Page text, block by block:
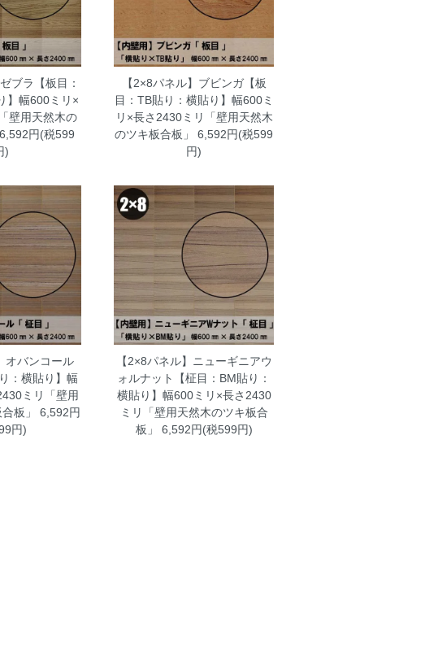
ブラ【板目：
】幅600ミリ×
壁用天然木の
6,592円(税599
)
【2×8パネル】ブビンガ【板
目：TB貼り：横貼り】幅600ミ
リ×長さ2430ミリ「壁用天然木
のツキ板合板」
6,592円(税599
円)
オバンコール
：横貼り】幅
ミリ「壁用
板」
6,592円
円)
【2×8パネル】ニューギニアウ
ォルナット【柾目：BM貼り：
横貼り】幅600ミリ×長さ2430
ミリ「壁用天然木のツキ板合
板」
6,592円(税599円)